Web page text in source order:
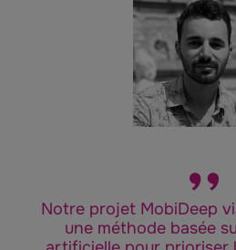
Notre projet MobiDeep
une méthode basée